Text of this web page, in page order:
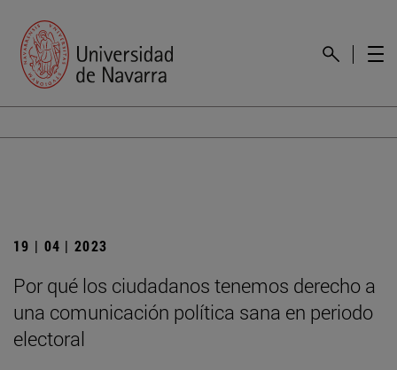
19 | 04 | 2023
Por qué los ciudadanos tenemos derecho a
una comunicación política sana en periodo
electoral